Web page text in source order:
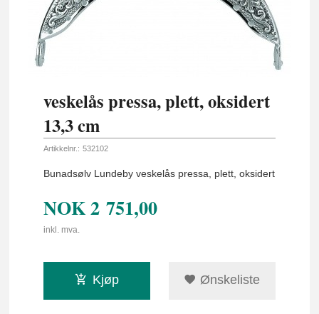
veskelås pressa, plett, oksidert
13,3 cm
Artikkelnr.: 532102
Bunadsølv Lundeby veskelås pressa, plett, oksidert
NOK2 751,00
inkl. mva.
Kjøp Ønskeliste